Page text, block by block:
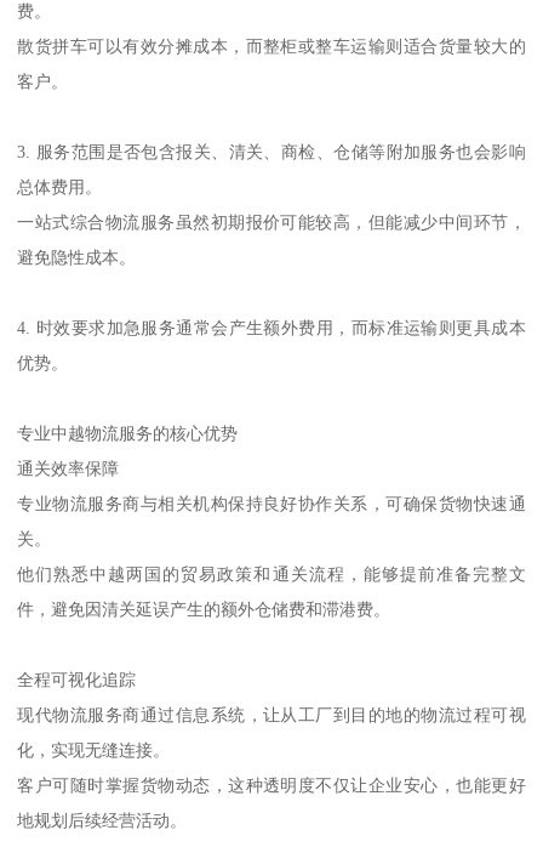
费。
散货拼车可以有效分摊成本，而整柜或整车运输则适合货量较大的
客户。
3. 服务范围是否包含报关、清关、商检、仓储等附加服务也会影响
总体费用。
一站式综合物流服务虽然初期报价可能较高，但能减少中间环节，
避免隐性成本。
4. 时效要求加急服务通常会产生额外费用，而标准运输则更具成本
优势。
专业中越物流服务的核心优势
通关效率保障
专业物流服务商与相关机构保持良好协作关系，可确保货物快速通
关。
他们熟悉中越两国的贸易政策和通关流程，能够提前准备完整文
件，避免因清关延误产生的额外仓储费和滞港费。
全程可视化追踪
现代物流服务商通过信息系统，让从工厂到目的地的物流过程可视
化，实现无缝连接。
客户可随时掌握货物动态，这种透明度不仅让企业安心，也能更好
地规划后续经营活动。